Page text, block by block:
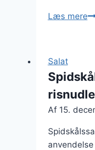
Læs mere
Salat
Af 15.